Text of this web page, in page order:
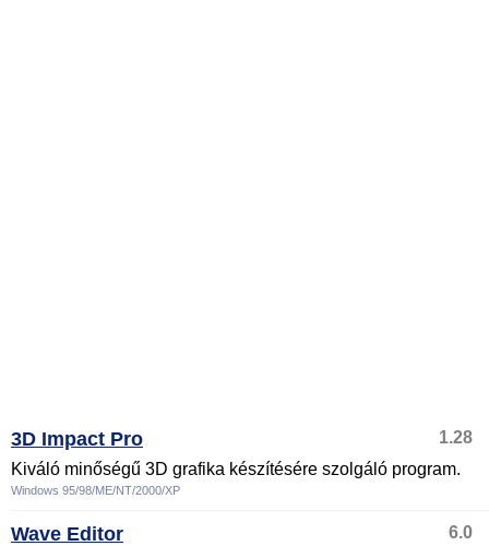
3D Impact Pro
1.28
Kiváló minőségű 3D grafika készítésére szolgáló program.
Windows 95/98/ME/NT/2000/XP
Wave Editor
6.0